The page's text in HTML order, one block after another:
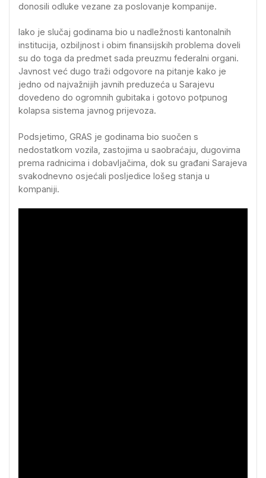
donosili odluke vezane za poslovanje kompanije.
Iako je slučaj godinama bio u nadležnosti kantonalnih
institucija, ozbiljnost i obim finansijskih problema doveli
su do toga da predmet sada preuzmu federalni organi.
Javnost već dugo traži odgovore na pitanje kako je
jedno od najvažnijih javnih preduzeća u Sarajevu
dovedeno do ogromnih gubitaka i gotovo potpunog
kolapsa sistema javnog prijevoza.
Podsjetimo, GRAS je godinama bio suočen s
nedostatkom vozila, zastojima u saobraćaju, dugovima
prema radnicima i dobavljačima, dok su građani Sarajeva
svakodnevno osjećali posljedice lošeg stanja u
kompaniji.